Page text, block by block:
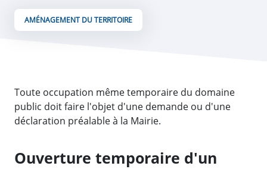
AMÉNAGEMENT DU TERRITOIRE
Toute occupation même temporaire du domaine
public doit faire l'objet d'une demande ou d'une
déclaration préalable à la Mairie.
Ouverture temporaire d'un